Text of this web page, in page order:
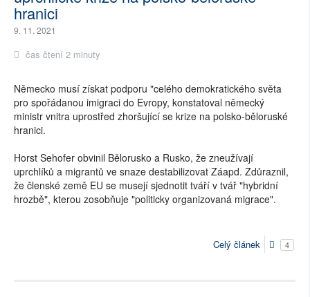
hranici
9. 11. 2021
čas čtení 2 minuty
Německo musí získat podporu "celého demokratického světa
pro spořádanou imigraci do Evropy, konstatoval německý
ministr vnitra uprostřed zhoršující se krize na polsko-běloruské
hranici.
Horst Sehofer obvinil Bělorusko a Rusko, že zneužívají
uprchlíků a migrantů ve snaze destabilizovat Záapd. Zdůraznil,
že členské země EU se musejí sjednotit tváří v tvář "hybridní
hrozbě", kterou zosobňuje "politicky organizovaná migrace".
Celý článek 4